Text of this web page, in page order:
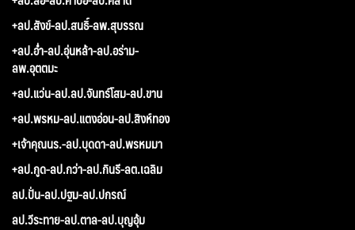
+ลป.สังข์-ลป.สนธิ์-ลพ.สุบรรณ
+ลป.อ่ำ-ลป.อุ่นหล้า-ลป.อร่าม-
ลพ.อุตตมะ
+ลป.แว่น-ลป.ลป.จันทร์โสม-ลป.ขาน
+ลป.พรหม-ลป.แตงอ่อน-ลป.สิงห์ทอง
+เจ้าคุณนร.-ลป.บุดดา-ลป.พรหมมา
+ลป.กูด-ลป.กว่า-ลป.กินรี-ลต.เฉลิม
ลป.ปั่น-ลป.ปฐม-ลป.ปกรณ์
ลป.วีระทาย-ลป.ตาล-ลป.บุญอุ้ม